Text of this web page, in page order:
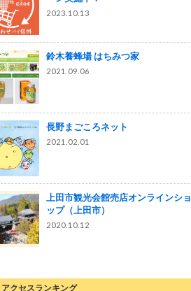
2023.10.13
鈴木養蜂場 はちみつ家
2021.09.06
長野まごころネット
2021.02.01
上田市観光会館売店オンラインショ
ップ（上田市）
2020.10.12
アクセスランキング